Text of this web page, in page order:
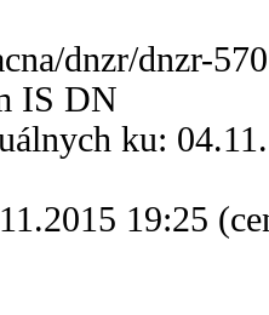
dnzr/dnzr-
IS DN
ku:
19:25